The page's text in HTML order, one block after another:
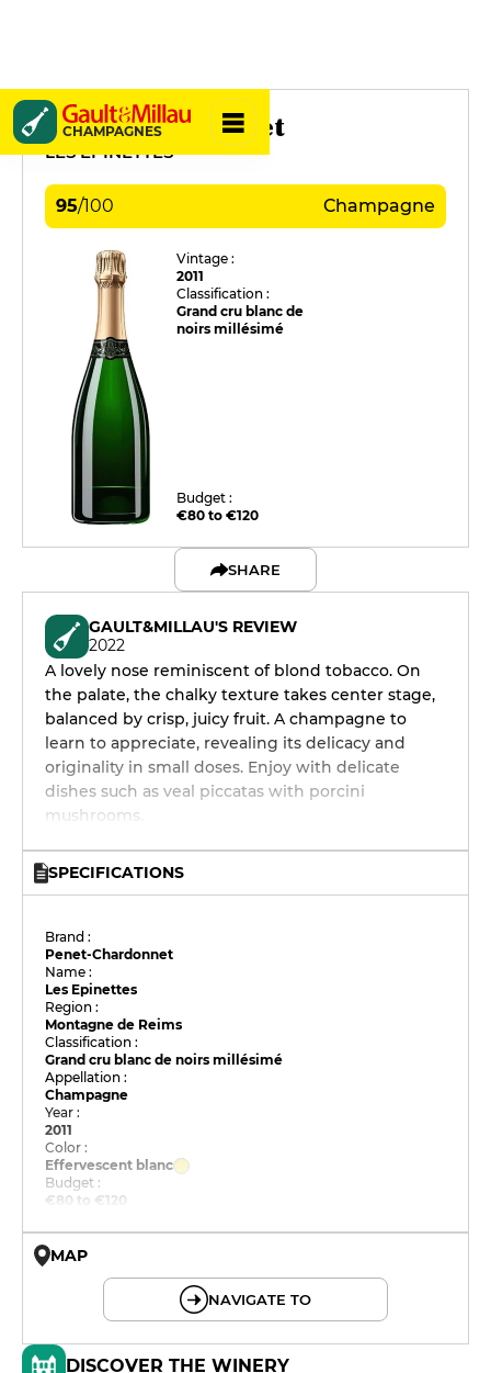
CHAMPAGNES
Penet-Chardonnet
LES EPINETTES
95/100 Champagne
Vintage :
2011
Classification :
Grand cru blanc de
noirs millésimé
Budget :
€80 to €120
SHARE
GAULT&MILLAU'S REVIEW
2022
A lovely nose reminiscent of blond tobacco. On
the palate, the chalky texture takes center stage,
balanced by crisp, juicy fruit. A champagne to
learn to appreciate, revealing its delicacy and
originality in small doses. Enjoy with delicate
dishes such as veal piccatas with porcini
mushrooms.
SPECIFICATIONS
Brand :
Penet-Chardonnet
Name :
Les Epinettes
Region :
Montagne de Reims
Classification :
Grand cru blanc de noirs millésimé
Appellation :
Champagne
Year :
2011
Color :
Effervescent blanc
Budget :
€80 to €120
MAP
NAVIGATE TO
DISCOVER THE WINERY